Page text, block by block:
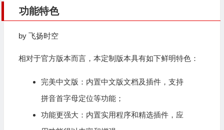
功能特色
by 飞扬时空
相对于官方版本而言，本定制版本具有如下鲜明特色：
完美中文版：内置中文版文档及插件，支持
拼音首字母定位等功能；
功能更强大：内置实用程序和精选插件，应